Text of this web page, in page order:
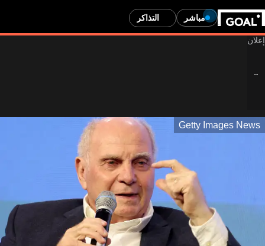
مباشر التذاكر
Getty Images News